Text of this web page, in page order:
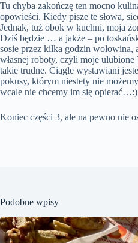
Tu chyba zakończę ten mocno
opowieści. Kiedy pisze te słowa,
Jednak, tuż obok w kuchni, moja
Dziś będzie … a jakże – po
sosie przez kilka godzin wołowina,
własnej roboty, czyli moje
takie trudne. Ciągle wystawiani
pokusy, którym niestety nie
wcale nie chcemy im się opierać…:)
Koniec części 3, ale na pewno nie
Podobne wpisy